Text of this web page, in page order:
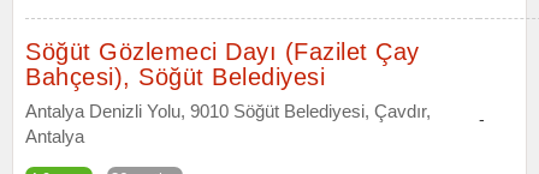
Söğüt Gözlemeci Dayı (Fazilet Çay
Bahçesi), Söğüt Belediyesi
Antalya Denizli Yolu, 9010 Söğüt Belediyesi, Çavdır,
Antalya
-